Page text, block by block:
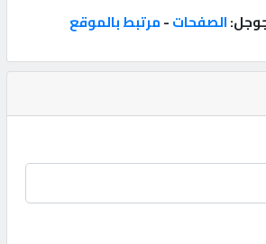
الصفحات-مرتبط بالموقع